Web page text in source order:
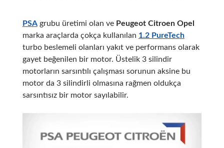
PSAgrubu üretimi olan ve Peugeot Citroen Opel
marka araçlarda çokça kullanılan 1.2 PureTech
turbo beslemeli olanları yakıt ve performans olarak
gayet beğenilen bir motor. Üstelik 3 silindir
motorların sarsıntılı çalışması sorunun aksine bu
motor da 3 silindirli olmasına rağmen oldukça
sarsıntısız bir motor sayılabilir.